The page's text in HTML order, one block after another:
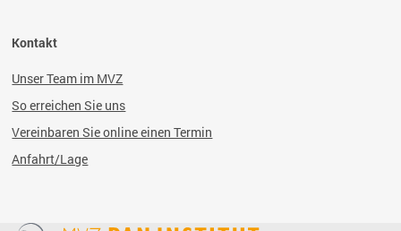
Kontakt
Unser Team im MVZ
So erreichen Sie uns
Vereinbaren Sie online einen Termin
Anfahrt/Lage